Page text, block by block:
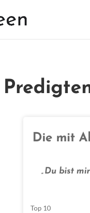
Die mit
„Du bist
Top 10